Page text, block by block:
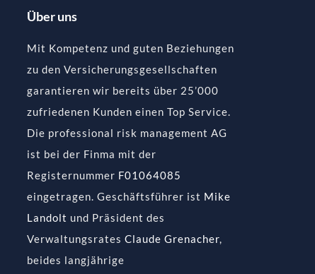
Über uns
Mit Kompetenz und guten Beziehungen
zu den Versicherungsgesellschaften
garantieren wir bereits über 25’000
zufriedenen Kunden einen Top Service.
Die professional risk management AG
ist bei der Finma mit der
Registernummer F01064085
eingetragen. Geschäftsführer ist Mike
Landolt und Präsident des
VerwaltungsratesClaude Grenacher,
beides langjährige